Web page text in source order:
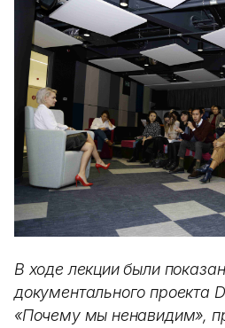
В ходе лекции были
документального проекта
«Почему мы ненавидим»,